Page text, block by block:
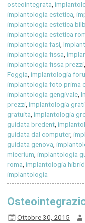
osteointegrata ,
implantologia estetica ,
implantologia estetica
implantologia estetica
implantologia fasi ,
implantologia fissa ,
implantologia fissa prezzi
Foggia ,implantologia
implantologia foto prima
implantologia gengivale ,
prezzi ,implantologia
gratuita ,implantologia
guidata bredent ,
guidata dal computer,
guidata genova ,
micerium ,implantologia
roma ,implantologia
implantologia
Ottobre 30, 2015